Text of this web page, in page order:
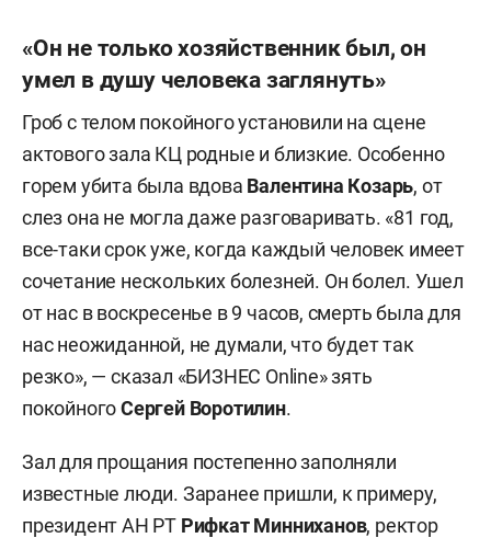
«Он не только хозяйственник был, он
умел в душу человека заглянуть»
Гроб с телом покойного установили на сцене
актового зала КЦ родные и близкие. Особенно
горем убита была вдова Валентина Козарь, от
слез она не могла даже разговаривать. «81 год,
все-таки срок уже, когда каждый человек имеет
сочетание нескольких болезней. Он болел. Ушел
от нас в воскресенье в 9 часов, смерть была для
нас неожиданной, не думали, что будет так
резко», — сказал «БИЗНЕС Online» зять
покойногоСергей Воротилин.
Зал для прощания постепенно заполняли
известные люди. Заранее пришли, к примеру,
президент АН РТ Рифкат Минниханов, ректор